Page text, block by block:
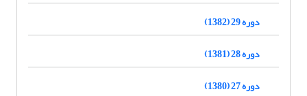
دوره 29 (1382)
دوره 28 (1381)
دوره 27 (1380)